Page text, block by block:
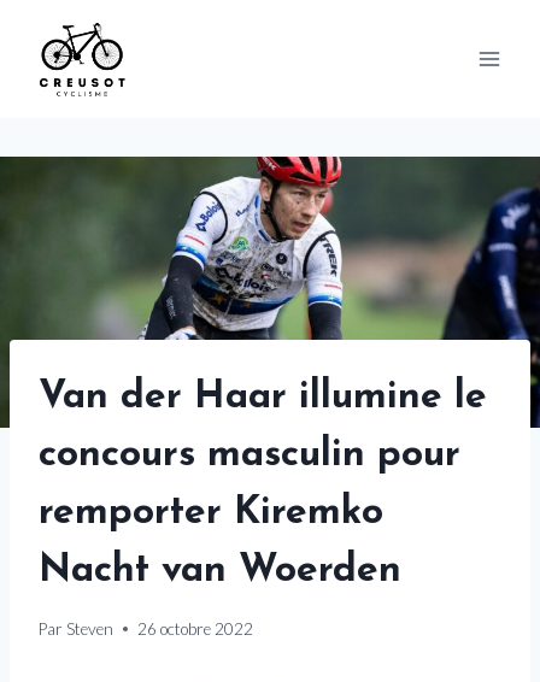
content
Van der Haar illumine le
concours masculin pour
remporter Kiremko
Nacht van Woerden
Par Steven 26 octobre 2022